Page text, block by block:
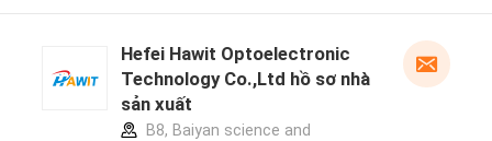
Hefei Hawit Optoelectronic
Technology Co.,Ltd hồ sơ nhà
sản xuất
B8, Baiyan science and